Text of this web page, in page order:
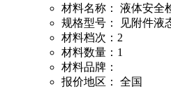
材料名称： 液体安全
规格型号：
见附件液
材料档次： 2
材料数量： 1
材料品牌：
报价地区： 全国